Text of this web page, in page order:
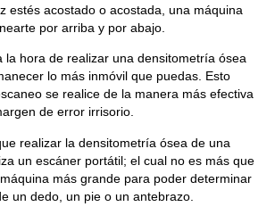
SE REALIZA UNA
ÓSEA
Abril 23, 2021
estés acostado o acostada, una máquina
por arriba y por abajo.
la hora de realizar una densitometría ósea
lo más inmóvil que puedas. Esto
se realice de la manera más efectiva
de error irrisorio.
realizar la densitometría ósea de una
un escáner portátil; el cual no es más que
más grande para poder determinar
un dedo, un pie o un antebrazo.